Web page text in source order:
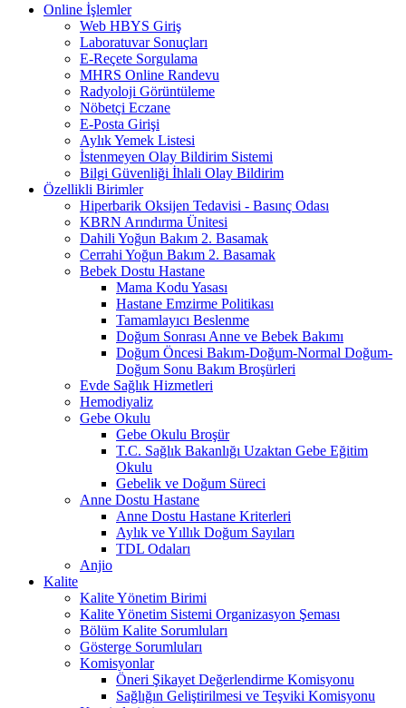
Online İşlemler
Web HBYS Giriş
Laboratuvar Sonuçları
E-Reçete Sorgulama
MHRS Online Randevu
Radyoloji Görüntüleme
Nöbetçi Eczane
E-Posta Girişi
Aylık Yemek Listesi
İstenmeyen Olay Bildirim Sistemi
Bilgi Güvenliği İhlali Olay Bildirim
Özellikli Birimler
Hiperbarik Oksijen Tedavisi - Basınç Odası
KBRN Arındırma Ünitesi
Dahili Yoğun Bakım 2. Basamak
Cerrahi Yoğun Bakım 2. Basamak
Bebek Dostu Hastane
Mama Kodu Yasası
Hastane Emzirme Politikası
Tamamlayıcı Beslenme
Doğum Sonrası Anne ve Bebek Bakımı
Doğum Öncesi Bakım-Doğum-Normal Doğum-
Doğum Sonu Bakım Broşürleri
Evde Sağlık Hizmetleri
Hemodiyaliz
Gebe Okulu
Gebe Okulu Broşür
T.C. Sağlık Bakanlığı Uzaktan Gebe Eğitim
Okulu
Gebelik ve Doğum Süreci
Anne Dostu Hastane
Anne Dostu Hastane Kriterleri
Aylık ve Yıllık Doğum Sayıları
TDL Odaları
Anjio
Kalite
Kalite Yönetim Birimi
Kalite Yönetim Sistemi Organizasyon Şeması
Bölüm Kalite Sorumluları
Gösterge Sorumluları
Komisyonlar
Öneri Şikayet Değerlendirme Komisyonu
Sağlığın Geliştirilmesi ve Teşviki Komisyonu